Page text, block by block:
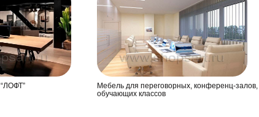
Мебель для переговорных, конференц-залов,
обучающих классов